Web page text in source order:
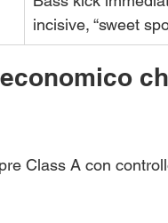
incisive, “sweet
Class A con